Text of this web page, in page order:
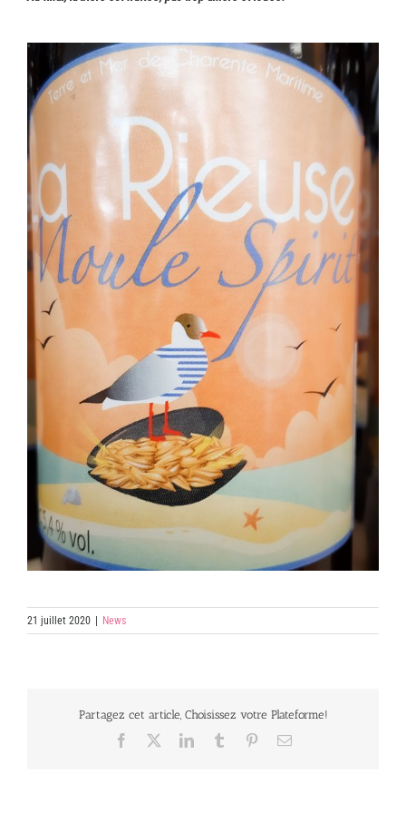
21 juillet 2020 News
Partagez cet article, Choisissez votre Plateforme!
Facebook LinkedInTumblr PinterestEmail